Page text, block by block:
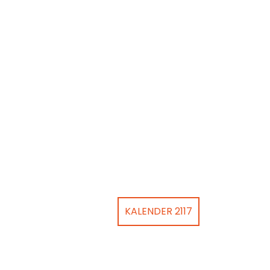
KALENDER 2117